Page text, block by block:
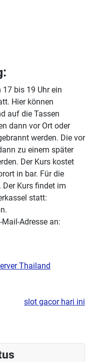
bis 19 Uhr ein
Hier können
auf die Tassen
dann vor Ort oder
werden. Die vor
zu einem später
Der Kurs kostet
in bar. Für die
Kurs findet im
statt:
Adresse an:
Thailand
am 02.06.2024
slot gacor hari ini
Sonntag: Shrinkplastik